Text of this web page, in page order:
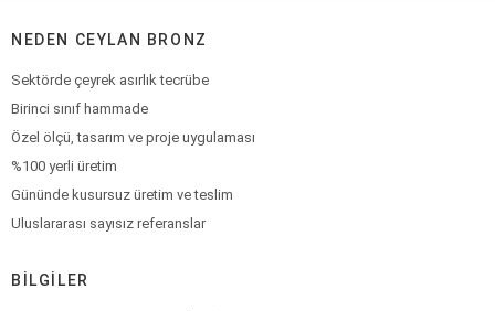
NEDEN CEYLAN BRONZ
Sektörde çeyrek asırlık tecrübe
Birinci sınıf hammade
Özel ölçü, tasarım ve proje uygulaması
%100 yerli üretim
Gününde kusursuz üretim ve teslim
Uluslararası sayısız referanslar
BILGILER